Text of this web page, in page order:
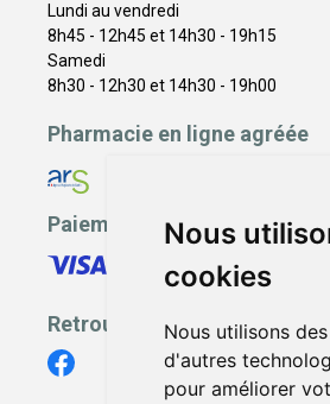
Nous
cookies
Nous utilisons
d'autres
pour améliorer
Lundi au vendredi
8h45 - 12h45 et 14h30 - 19h15
Samedi
8h30 - 12h30 et 14h30 - 19h00
Pharmacie en ligne agréée
Paiement sécurisé
Retrouvez-nous